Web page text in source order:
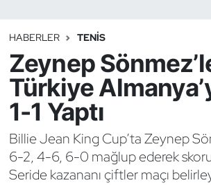
HABERLER TENIS
Zeynep
Türkiye
1-1 Yaptı
Billie Jean King Cup’ta Zeynep
6-2, 4-6, 6-0 mağlup ederek skoru
Seride kazananı çiftler maçı
Binicilik
Bisiklet
Bocce Bowling Dart
Boks